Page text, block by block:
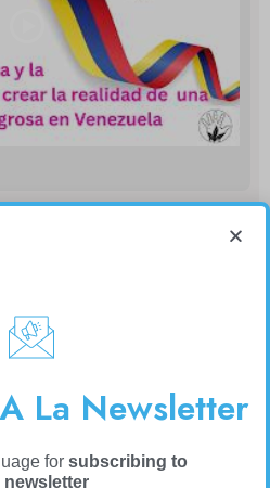
La Newsletter
for subscribing to
newsletter